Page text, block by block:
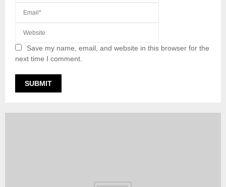
Save my name, email, and website in this browser for the
next time I comment.